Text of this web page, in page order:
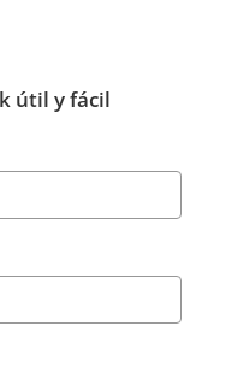
útil y fácil